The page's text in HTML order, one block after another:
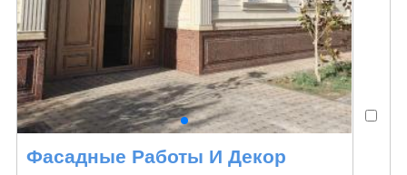
Фасадные Работы И Декор